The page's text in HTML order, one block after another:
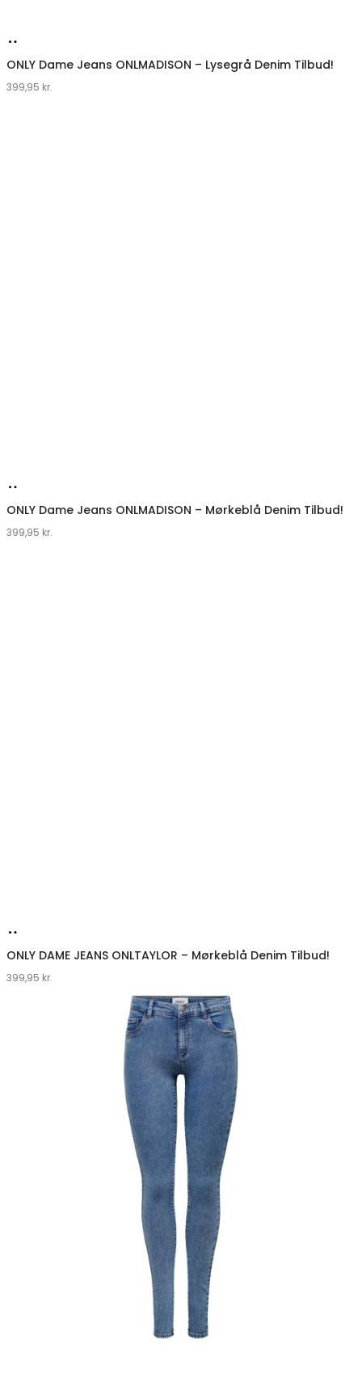
hos
Klædeskabet.dk
ONLY Dame Jeans ONLMADISON – Lysegrå Denim Tilbud!
399,95 kr.
hos
Klædeskabet.dk
ONLY Dame Jeans ONLMADISON – Mørkeblå Denim Tilbud!
399,95 kr.
hos
Klædeskabet.dk
ONLY DAME JEANS ONLTAYLOR – Mørkeblå Denim Tilbud!
399,95 kr.